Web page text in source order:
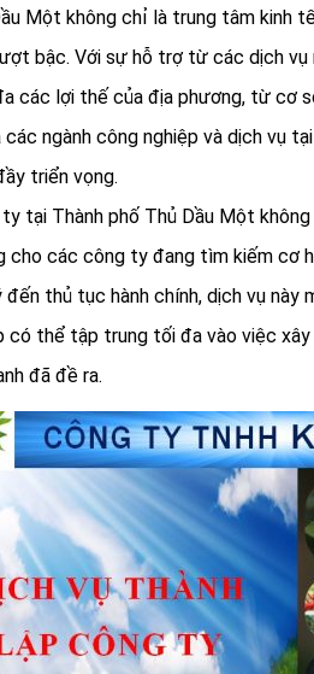
Một không chỉ là trung tâm kinh
bậc. Với sự hỗ trợ từ các dịch
các lợi thế của địa phương, từ cơ
ngành công nghiệp và dịch vụ
triển vọng.
tại Thành phố Thủ Dầu Một
cho các công ty đang tìm kiếm cơ
thủ tục hành chính, dịch vụ này
có thể tập trung tối đa vào việc
đã đề ra.